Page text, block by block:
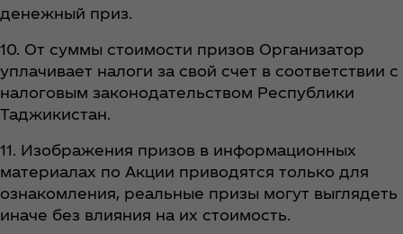
денежный приз.
10. От суммы стоимости призов Организатор
уплачивает налоги за свой счет в соответствии с
налоговым законодательством Республики
Таджикистан.
11. Изображения призов в информационных
материалах по Акции приводятся только для
ознакомления, реальные призы могут выглядеть
иначе без влияния на их стоимость.